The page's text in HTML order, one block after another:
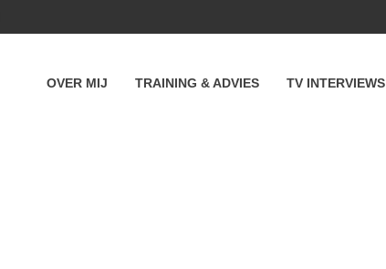
OVER MIJ TRAINING & ADVIES TV INTERVIEWS